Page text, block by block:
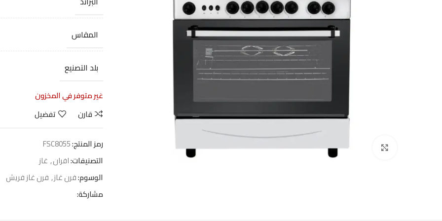
Click to enlarge
المقاس
بلد التصنيع
غير متوفر في المخزون
قارن
تفضيل
رمز المنتج:FSC8055
التصنيفات:افران, غاز
الوسوم:فرن غاز, فرن غاز فريش
مشاركة: